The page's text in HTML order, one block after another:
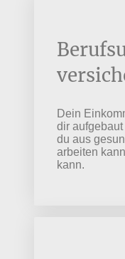
Dein
dir
du aus
arbeiten
kann.